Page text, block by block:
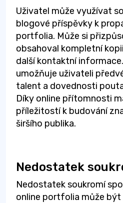
Uživatel může využívat
blogové příspěvky k
portfolia. Může si
obsahoval kompletní
další kontaktní
umožňuje uživateli
talent a dovednosti
Díky online přítomnosti
příležitostí k budování
širšího publika.
Nedostatek
Nedostatek soukromí
online portfolia může být